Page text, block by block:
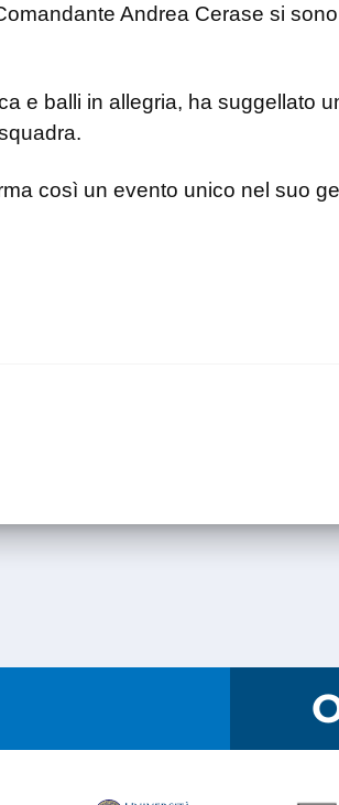
Andrea Cerase si
e balli in allegria, ha suggellato
così un evento unico nel suo